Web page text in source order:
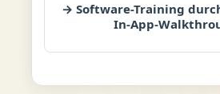
→ Software-Training
In-App-